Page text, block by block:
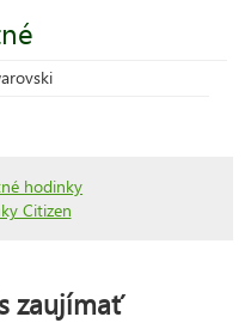
hodinky
Citizen
zaujímať